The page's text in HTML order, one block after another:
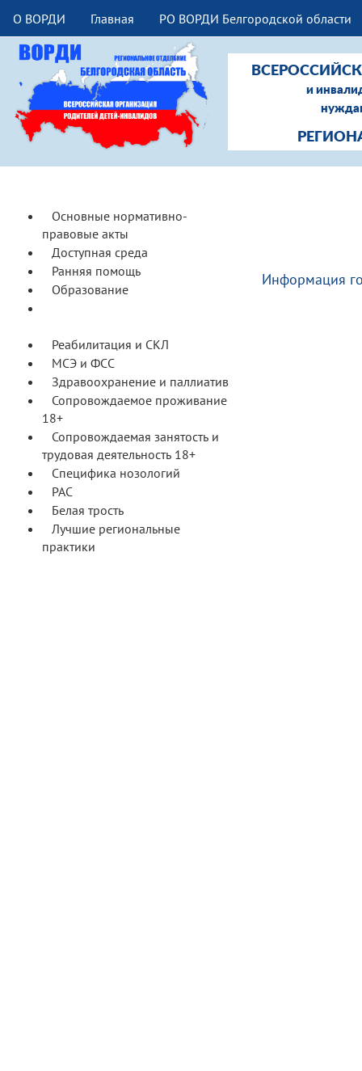
О ВОРДИ Главная РО ВОРДИ Белгородской области
и
Основные нормативно-
правовые акты
Доступная среда
Ранняя помощь
Образование
Реабилитация и СКЛ
МСЭ и ФСС
Здравоохранение и паллиатив
Сопровождаемое проживание
18+
Сопровождаемая занятость и
трудовая деятельность 18+
Специфика нозологий
РАС
Белая трость
Лучшие региональные
практики
Информация